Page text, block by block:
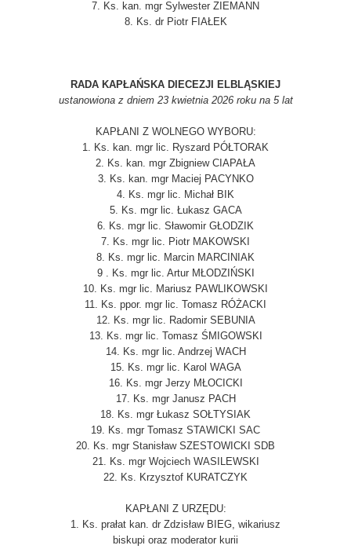
7. Ks. kan. mgr Sylwester ZIEMANN
8. Ks. dr Piotr FIAŁEK
RADA KAPŁAŃSKA DIECEZJI ELBLĄSKIEJ
ustanowiona z dniem 23 kwietnia 2026 roku na 5 lat
KAPŁANI Z WOLNEGO WYBORU:
1. Ks. kan. mgr lic. Ryszard PÓŁTORAK
2. Ks. kan. mgr Zbigniew CIAPAŁA
3. Ks. kan. mgr Maciej PACYNKO
4. Ks. mgr lic. Michał BIK
5. Ks. mgr lic. Łukasz GACA
6. Ks. mgr lic. Sławomir GŁODZIK
7. Ks. mgr lic. Piotr MAKOWSKI
8. Ks. mgr lic. Marcin MARCINIAK
9 . Ks. mgr lic. Artur MŁODZIŃSKI
10. Ks. mgr lic. Mariusz PAWLIKOWSKI
11. Ks. ppor. mgr lic. Tomasz RÓŻACKI
12. Ks. mgr lic. Radomir SEBUNIA
13. Ks. mgr lic. Tomasz ŚMIGOWSKI
14. Ks. mgr lic. Andrzej WACH
15. Ks. mgr lic. Karol WAGA
16. Ks. mgr Jerzy MŁOCICKI
17. Ks. mgr Janusz PACH
18. Ks. mgr Łukasz SOŁTYSIAK
19. Ks. mgr Tomasz STAWICKI SAC
20. Ks. mgr Stanisław SZESTOWICKI SDB
21. Ks. mgr Wojciech WASILEWSKI
22. Ks. Krzysztof KURATCZYK
KAPŁANI Z URZĘDU:
1. Ks. prałat kan. dr Zdzisław BIEG, wikariusz
biskupi oraz moderator kurii